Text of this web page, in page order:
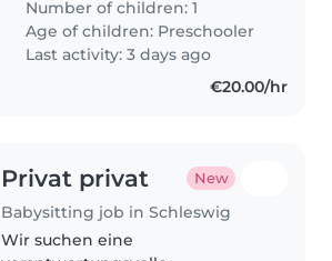
English and is comfortable with
pets. Reliability is key—let's chat!
Number of children: 1
Age of children: Preschooler
Last activity: 3 days ago
€20.00/hr
Privat privat New
Babysitting job in Schleswig
Wir suchen eine